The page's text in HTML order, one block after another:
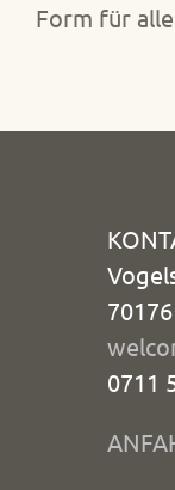
Form für
0711